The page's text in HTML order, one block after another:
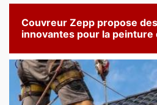
Couvreur Zepp propose
innovantes pour la